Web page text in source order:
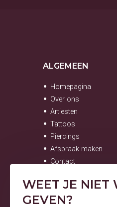
ALGEMEEN
Homepagina
Over ons
Artiesten
Tattoos
Piercings
Afspraak maken
Contact
WEET JE NIET
GEVEN?